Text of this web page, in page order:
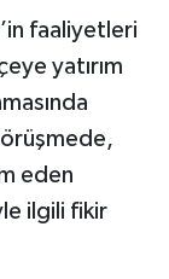
faaliyetleri
yatırım
eden
ilgili fikir